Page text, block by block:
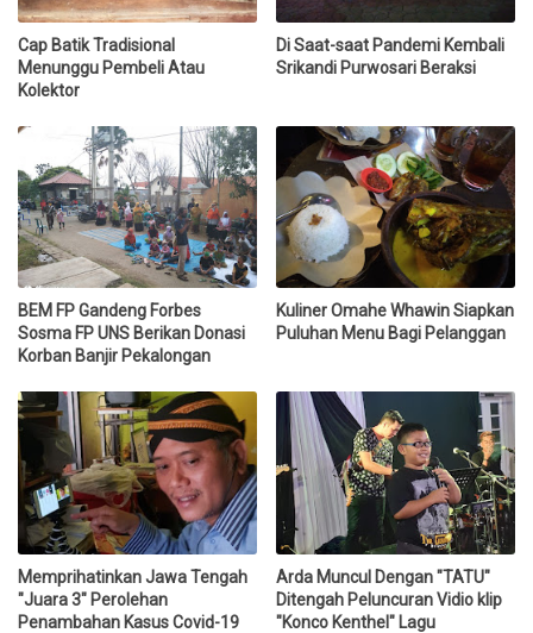
Cap Batik Tradisional
Menunggu Pembeli Atau
Kolektor
Di Saat-saat Pandemi Kembali
Srikandi Purwosari Beraksi
BEM FP Gandeng Forbes
Sosma FP UNS Berikan Donasi
Korban Banjir Pekalongan
Kuliner Omahe Whawin Siapkan
Puluhan Menu Bagi Pelanggan
Memprihatinkan Jawa Tengah
"Juara 3" Perolehan
Penambahan Kasus Covid-19
Arda Muncul Dengan "TATU"
Ditengah Peluncuran Vidio klip
"Konco Kenthel" Lagu